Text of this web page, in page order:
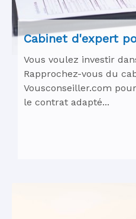
Cabinet d'expert
Vous voulez investir
Rapprochez-vous du
Vousconseiller.com
le contrat adapté...